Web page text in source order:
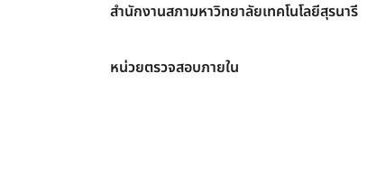
สำนักงานสภามหาวิทยาลัยเทคโนโลยีสุรนารี
หน่วยตรวจสอบภายใน